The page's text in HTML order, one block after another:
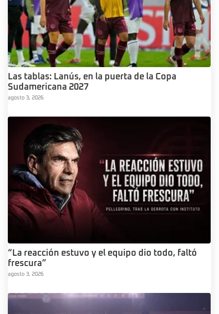
Las tablas: Lanús, en la puerta de la Copa
Sudamericana 2027
agosto 3, 2026
“La reacción estuvo y el equipo dio todo, faltó
frescura”
agosto 3, 2026